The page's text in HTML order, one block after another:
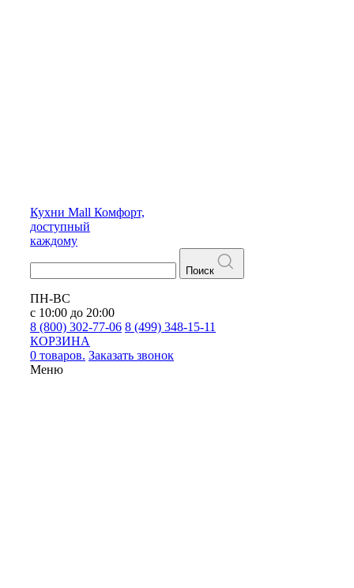
Кухни Mall Комфорт,
доступный
каждому
Поиск
ПН-ВС
с 10:00 до 20:00
8 (800) 302-77-06 8 (499) 348-15-11
КОРЗИНА
0 товаров. Заказать звонок
Меню